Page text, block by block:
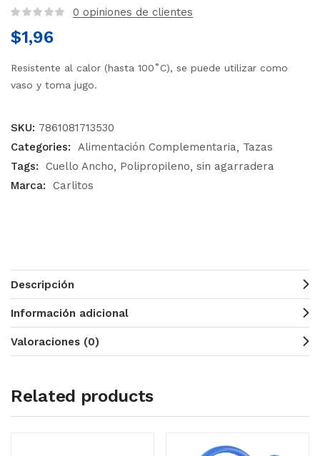
0 opiniones de clientes
$1,96
Resistente al calor (hasta 100˚C), se puede utilizar como
vaso y toma jugo.
SKU: 7861081713530
Categories:
Alimentación Complementaria
Tazas
Tags:
Cuello Ancho Polipropileno sin agarradera
Marca:
Carlitos
Descripción
Información adicional
Valoraciones (0)
Related products